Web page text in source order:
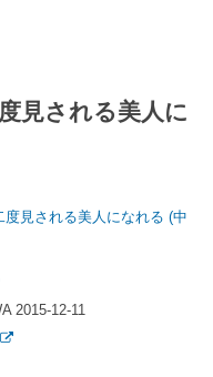
見される美人に
見される美人になれる (中
2015-12-11